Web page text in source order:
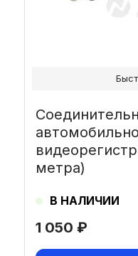
1 050 ₽
метра)
В НАЛИЧИИ